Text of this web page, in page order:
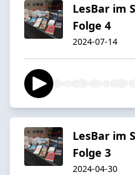
LesBar im
Folge 4
2024-07-14
LesBar im
Folge 3
2024-04-30